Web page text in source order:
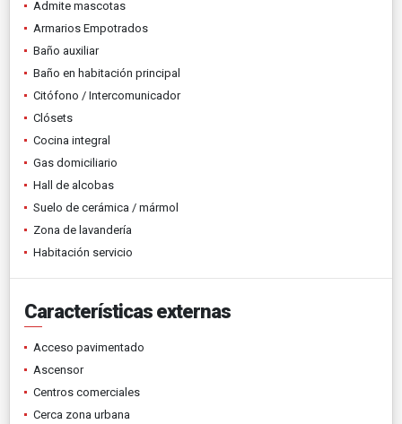
Admite mascotas
Armarios Empotrados
Baño auxiliar
Baño en habitación principal
Citófono / Intercomunicador
Clósets
Cocina integral
Gas domiciliario
Hall de alcobas
Suelo de cerámica / mármol
Zona de lavandería
Habitación servicio
Características externas
Acceso pavimentado
Ascensor
Centros comerciales
Cerca zona urbana